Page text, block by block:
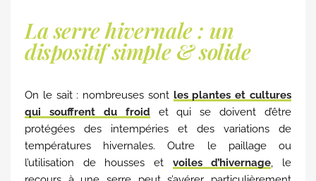
La serre hivernale : un
dispositif simple & solide
On le sait : nombreuses sont les plantes et cultures
qui souffrent du froid
et qui se doivent d’être
protégées des intempéries et des variations de
températures hivernales. Outre le paillage ou
l’utilisation de housses et voiles d’hivernage, le